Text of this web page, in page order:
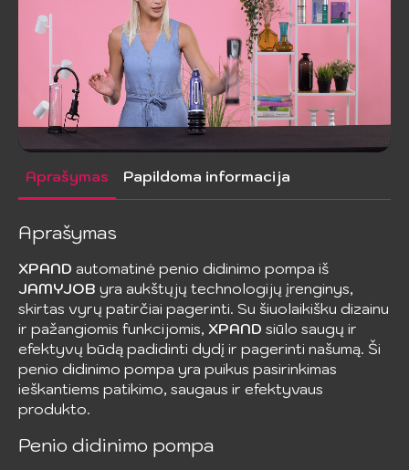
Lygių
Pilka
Aprašymas Papildoma informacija
Aprašymas
XPAND automatinė penio didinimo pompa iš
JAMYJOB yra aukštųjų technologijų įrenginys,
skirtas vyrų patirčiai pagerinti. Su šiuolaikišku dizainu
ir pažangiomis funkcijomis, XPAND siūlo saugų ir
efektyvų būdą padidinti dydį ir pagerinti našumą. Ši
penio didinimo pompa yra puikus pasirinkimas
ieškantiems patikimo, saugaus ir efektyvaus
produkto.
Penio didinimo pompa